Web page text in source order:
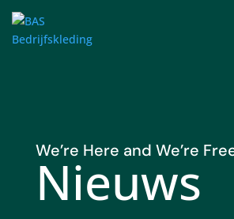
We’re Here and We’re
Nieuws